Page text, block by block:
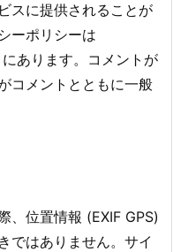
スに提供されることが
ーポリシーは
あります。コメントが
コメントとともに一般
、位置情報 (EXIF GPS)
ではありません。サイ